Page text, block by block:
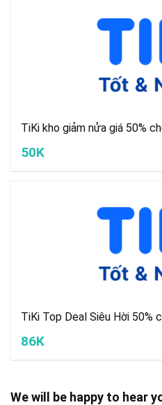
TiKi kho giảm nửa giá 50%
50K
TiKi Top Deal Siêu Hời 50%
86K
We will be happy to hear